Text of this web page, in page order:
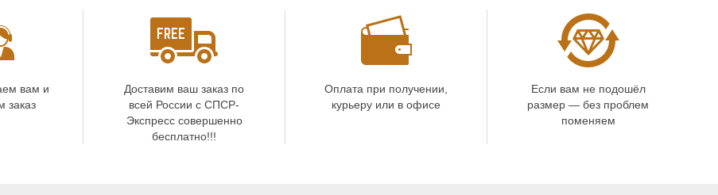
вам и
заказ
Доставим ваш заказ по
всей России с СПСР-
Экспресс совершенно
бесплатно!!!
Оплата при получении,
курьеру или в офисе
Если вам не подошёл
размер — без проблем
поменяем